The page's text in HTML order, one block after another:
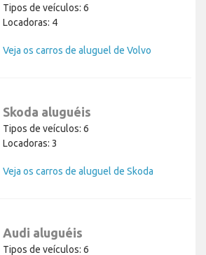
Tipos de veículos: 6
Locadoras: 4
Veja os carros de aluguel de Volvo
Skoda aluguéis
Tipos de veículos: 6
Locadoras: 3
Veja os carros de aluguel de Skoda
Audi aluguéis
Tipos de veículos: 6